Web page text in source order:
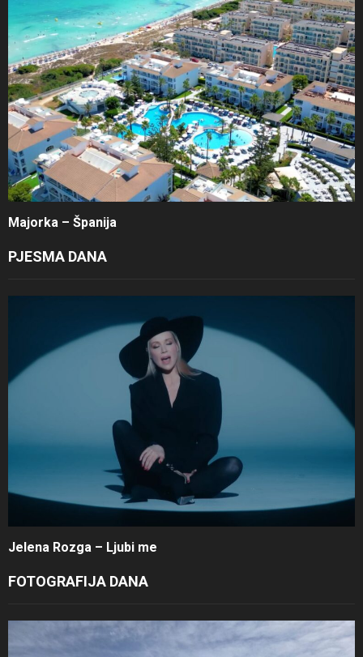
Majorka – Španija
PJESMA DANA
Jelena Rozga – Ljubi me
FOTOGRAFIJA DANA